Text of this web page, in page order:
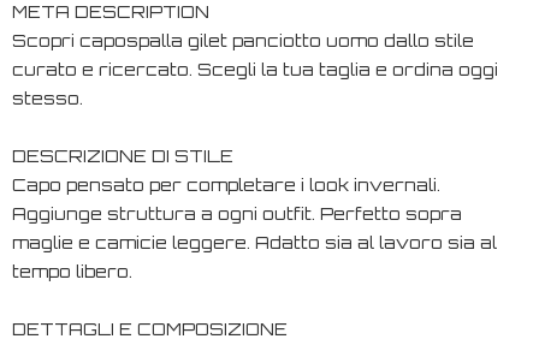
META DESCRIPTION
Scopri capospalla gilet panciotto uomo dallo stile
curato e ricercato. Scegli la tua taglia e ordina oggi
stesso.
DESCRIZIONE DI STILE
Capo pensato per completare i look invernali.
Aggiunge struttura a ogni outfit. Perfetto sopra
maglie e camicie leggere. Adatto sia al lavoro sia al
tempo libero.
DETTAGLI E COMPOSIZIONE